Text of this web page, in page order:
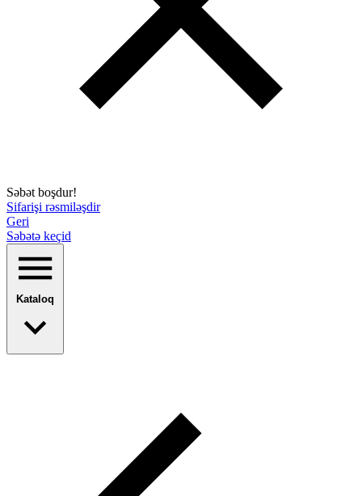
Səbət boşdur!
Sifarişi rəsmiləşdir
Geri
Səbətə keçid
Kataloq